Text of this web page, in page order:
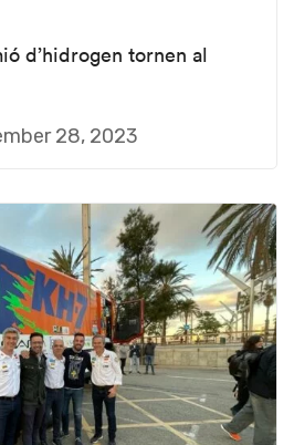
d’hidrogen tornen al
28, 2023